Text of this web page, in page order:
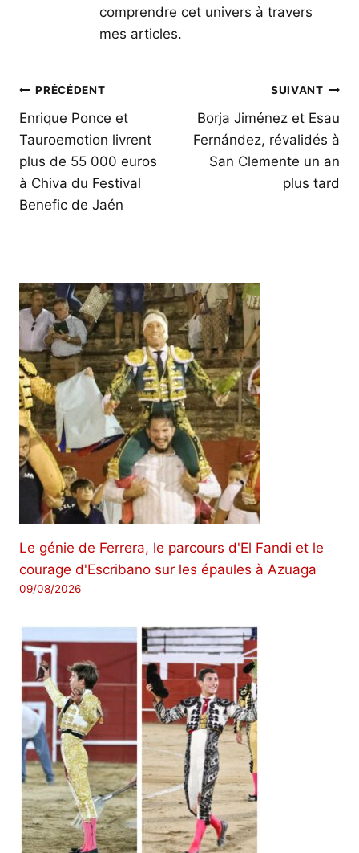
comprendre cet univers à travers
mes articles.
Navigation
de
l’article
PRÉCÉDENT
Enrique Ponce et
Tauroemotion livrent
plus de 55 000 euros
à Chiva du Festival
Benefic de Jaén
SUIVANT
Borja Jiménez et Esau
Fernández, révalidés à
San Clemente un an
plus tard
Le génie de Ferrera, le parcours d'El Fandi et le
courage d'Escribano sur les épaules à Azuaga
09/08/2026